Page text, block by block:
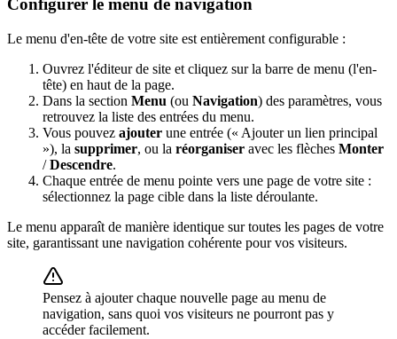
Configurer le menu de navigation
Le menu d'en-tête de votre site est entièrement configurable :
Ouvrez l'éditeur de site et cliquez sur la barre de menu (l'en-
tête) en haut de la page.
Dans la section Menu (ou Navigation) des paramètres, vous
retrouvez la liste des entrées du menu.
Vous pouvez ajouter une entrée (« Ajouter un lien principal
»), la supprimer, ou la réorganiser avec les flèches Monter
/Descendre.
Chaque entrée de menu pointe vers une page de votre site :
sélectionnez la page cible dans la liste déroulante.
Le menu apparaît de manière identique sur toutes les pages de votre
site, garantissant une navigation cohérente pour vos visiteurs.
Pensez à ajouter chaque nouvelle page au menu de
navigation, sans quoi vos visiteurs ne pourront pas y
accéder facilement.